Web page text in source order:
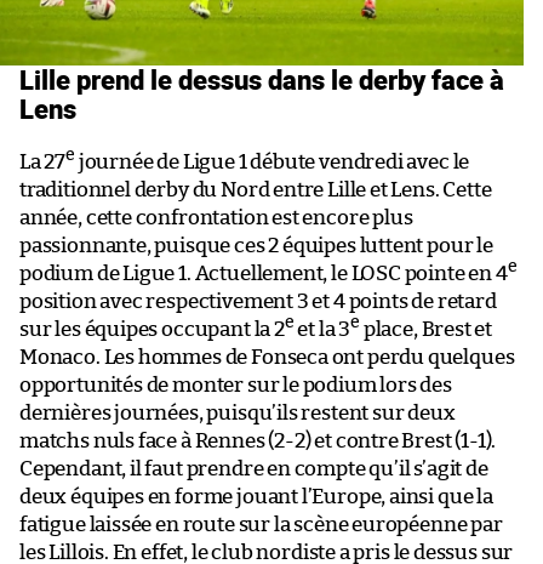
Lille prend le dessus dans le derby face à
Lens
La 27e journée de Ligue 1 débute vendredi avec le
traditionnel derby du Nord entre Lille et Lens. Cette
année, cette confrontation est encore plus
passionnante, puisque ces 2 équipes luttent pour le
podium de Ligue 1. Actuellement, le LOSC pointe en 4e
position avec respectivement 3 et 4 points de retard
sur les équipes occupant la 2e et la 3e place, Brest et
Monaco. Les hommes de Fonseca ont perdu quelques
opportunités de monter sur le podium lors des
dernières journées, puisqu’ils restent sur deux
matchs nuls face à Rennes (2-2) et contre Brest (1-1).
Cependant, il faut prendre en compte qu’il s’agit de
deux équipes en forme jouant l’Europe, ainsi que la
fatigue laissée en route sur la scène européenne par
les Lillois. En effet, le club nordiste a pris le dessus sur